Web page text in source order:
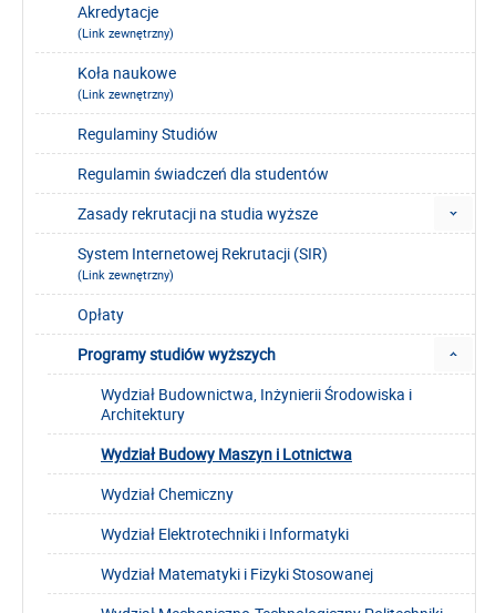
Akredytacje
(Link zewnętrzny)
Koła naukowe
(Link zewnętrzny)
Regulaminy Studiów
Regulamin świadczeń dla studentów
Zasady rekrutacji na studia wyższe
System Internetowej Rekrutacji (SIR)
(Link zewnętrzny)
Opłaty
Programy studiów wyższych
Wydział Budownictwa, Inżynierii Środowiska i
Architektury
Wydział Budowy Maszyn i Lotnictwa
Wydział Chemiczny
Wydział Elektrotechniki i Informatyki
Wydział Matematyki i Fizyki Stosowanej